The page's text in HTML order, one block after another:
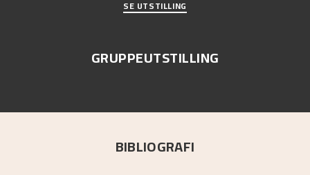
SE UTSTILLING
GRUPPEUTSTILLING
BIBLIOGRAFI